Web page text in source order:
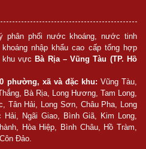
phân phối nước khoáng, nước tinh
nhập khẩu cao cấp tổng hợp
khu vực Bà Rịa – Vũng Tàu (TP. Hồ
phường, xã và đặc khu: Vũng Tàu,
Bà Rịa, Long Hương, Tam Long,
Tân Hải, Long Sơn, Châu Pha, Long
Ngãi Giao, Bình Giã, Kim Long,
Hòa Hiệp, Bình Châu, Hồ Tràm,
Đảo.